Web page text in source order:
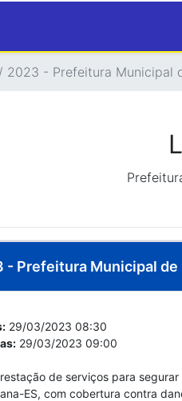
2023 - Prefeitura Municipal
- Prefeitura Municipal de
29/03/2023 08:30
29/03/2023 09:00
de serviços para
ES, com cobertura contra